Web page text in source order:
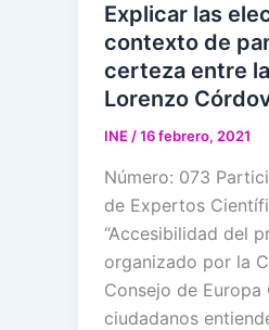
Explicar las
contexto de
certeza entre
Lorenzo
INE/16 febrero, 2021
Número: 073
de Expertos
“Accesibilidad del
organizado por la
Consejo de
ciudadanos